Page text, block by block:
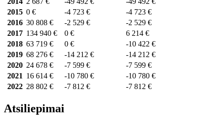
2015 0 € -4 723 €
-4 723 €
2016 30 808 € -2 529 €
-2 529 €
2017 134 940 € 0 €
6 214 €
2018 63 719 € 0 €
-10 422 €
2019 68 276 € -14 212 €
-14 212 €
2020 24 678 € -7 599 €
-7 599 €
2021 16 614 € -10 780 €
-10 780 €
2022 28 802 € -7 812 € -7 812 €
Atsiliepimai